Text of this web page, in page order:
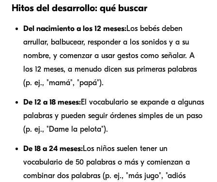
Hitos del desarrollo: qué buscar
Del nacimiento a los 12 meses:Los bebés deben
arrullar, balbucear, responder a los sonidos y a su
nombre, y comenzar a usar gestos como señalar. A
los 12 meses, a menudo dicen sus primeras palabras
(p. ej., "mamá", "papá").
De 12 a 18 meses:El vocabulario se expande a algunas
palabras y pueden seguir órdenes simples de un paso
(p. ej., "Dame la pelota").
De 18 a 24 meses:Los niños suelen tener un
vocabulario de 50 palabras o más y comienzan a
combinar dos palabras (p. ej., "más jugo", "adiós